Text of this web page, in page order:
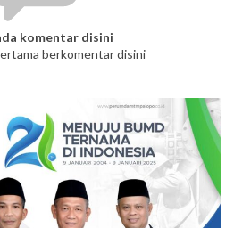
komentar disini
berkomentar disini